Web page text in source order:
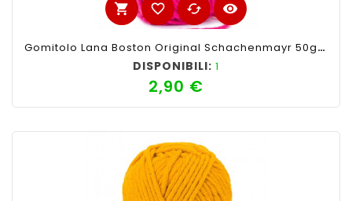
shopping_cart favorite_border cached visibility
Gomitolo Lana Boston Original Schachenmayr 50gr,Fuxia 35
DISPONIBILI: 1
2,90 €